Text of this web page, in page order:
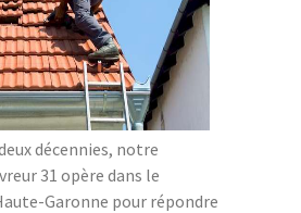
décennies, notre
31 opère dans le
Garonne pour répondre